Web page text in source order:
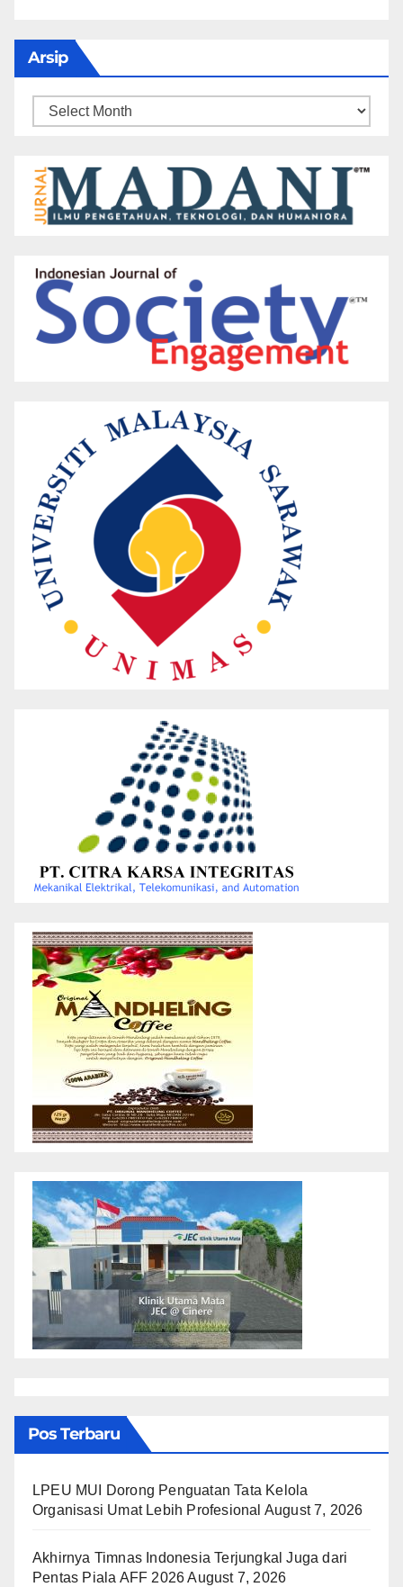
Arsip
Arsip
Pos Terbaru
LPEU MUI Dorong Penguatan Tata Kelola
Organisasi Umat Lebih Profesional August 7, 2026
Akhirnya Timnas Indonesia Terjungkal Juga dari
Pentas Piala AFF 2026 August 7, 2026